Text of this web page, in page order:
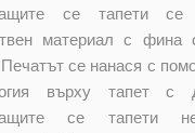
се тапети се
материал с фина
се нанася с
върху тапет с
се тапети